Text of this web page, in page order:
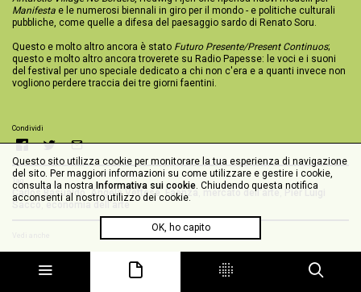
Manifesta e le numerosi biennali in giro per il mondo - e politiche culturali
pubbliche, come quelle a difesa del paesaggio sardo di Renato Soru.
Questo e molto altro ancora è stato Futuro Presente/Present Continuos;
questo e molto altro ancora troverete su Radio Papesse: le voci e i suoni
del festival per uno speciale dedicato a chi non c'era e a quanti invece non
vogliono perdere traccia dei tre giorni faentini.
Condividi
Carlos Basualdo,Angela Vettese , Faenza mercato dell'arte
Carlos Basualdo - Musei, mercato e pratiche curatoriali
Pier Luigi Sacco - Arte contemporanea e distretti culturali evoluti
Questo sito utilizza cookie per monitorare la tua esperienza di navigazione
del sito. Per maggiori informazioni su come utilizzare e gestire i cookie,
consulta la nostra Informativa sui cookie. Chiudendo questa notifica
acconsenti al nostro utilizzo dei cookie.
OK, ho capito